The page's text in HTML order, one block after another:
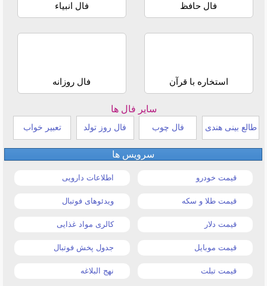
فال حافظ فال انبیاء
استخاره با قرآن فال روزانه
سایر فال ها
طالع بینی هندی فال چوب فال روز تولد تعبیر خواب
سرویس ها
قیمت خودرو اطلاعات دارویی
قیمت طلا و سکه ویدئوهای فوتبال
قیمت دلار کالری مواد غذایی
قیمت موبایل جدول پخش فوتبال
قیمت تبلت نهج البلاغه